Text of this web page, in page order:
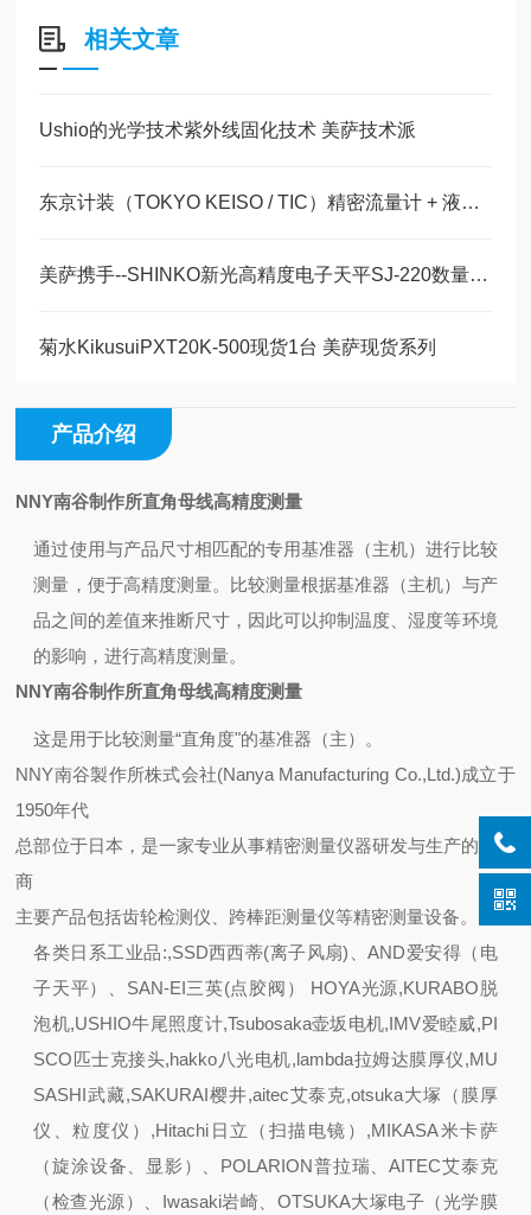
相关文章
Ushio的光学技术紫外线固化技术 美萨技术派
东京计装（TOKYO KEISO / TIC）精密流量计 + 液位开关全
美萨携手--SHINKO新光高精度电子天平SJ-220数量300现货销售
菊水KikusuiPXT20K-500现货1台 美萨现货系列
产品介绍
NNY南谷制作所直角母线高精度测量
通过使用与产品尺寸相匹配的专用基准器（主机）进行比较
测量，便于高精度测量。
比较测量根据基准器（主机）与产
品之间的差值来推断尺寸，因此可以抑制温度、湿度等环境
的影响，进行高精度测量。
NNY南谷制作所直角母线高精度测量
这是用于比较测量“直角度"的基准器（主）。
NNY南谷製作所株式会社(Nanya Manufacturing Co.,Ltd.)成立于
1950年代
总部位于日本，是一家专业从事精密测量仪器研发与生产的制造
商
主要产品包括齿轮检测仪、跨棒距测量仪等精密测量设备。
各类日系工业品:,SSD西西蒂(离子风扇)、AND爱安得（电
子天平）、SAN-EI三英(点胶阀） HOYA光源,KURABO脱
泡机,USHIO牛尾照度计,Tsubosaka壶坂电机,IMV爱睦威,PI
SCO匹士克接头,hakko八光电机,lambda拉姆达膜厚仪,MU
SASHI武藏,SAKURAI樱井,aitec艾泰克,otsuka大塚（膜厚
仪、粒度仪）,Hitachi日立（扫描电镜）,MIKASA米卡萨
（旋涂设备、显影）、POLARION普拉瑞、AITEC艾泰克
（检查光源）、Iwasaki岩崎、OTSUKA大塚电子（光学膜